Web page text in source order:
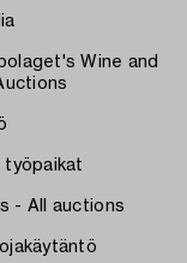
Wine and
työpaikat
- All auctions